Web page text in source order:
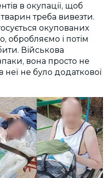
в окупації, щоб
треба вивезти.
окупованих
обробляємо і потім
Військова
вона просто не
не було додаткової